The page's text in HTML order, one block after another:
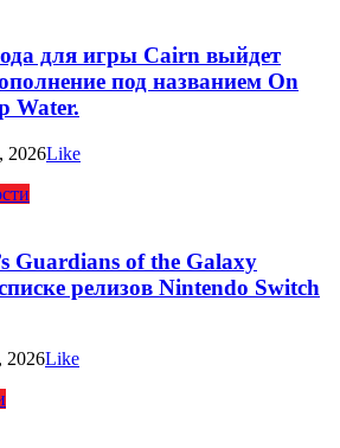
для игры Cairn выйдет
под названием On
Water.
2026Like
Guardians of the Galaxy
релизов Nintendo Switch
2026Like